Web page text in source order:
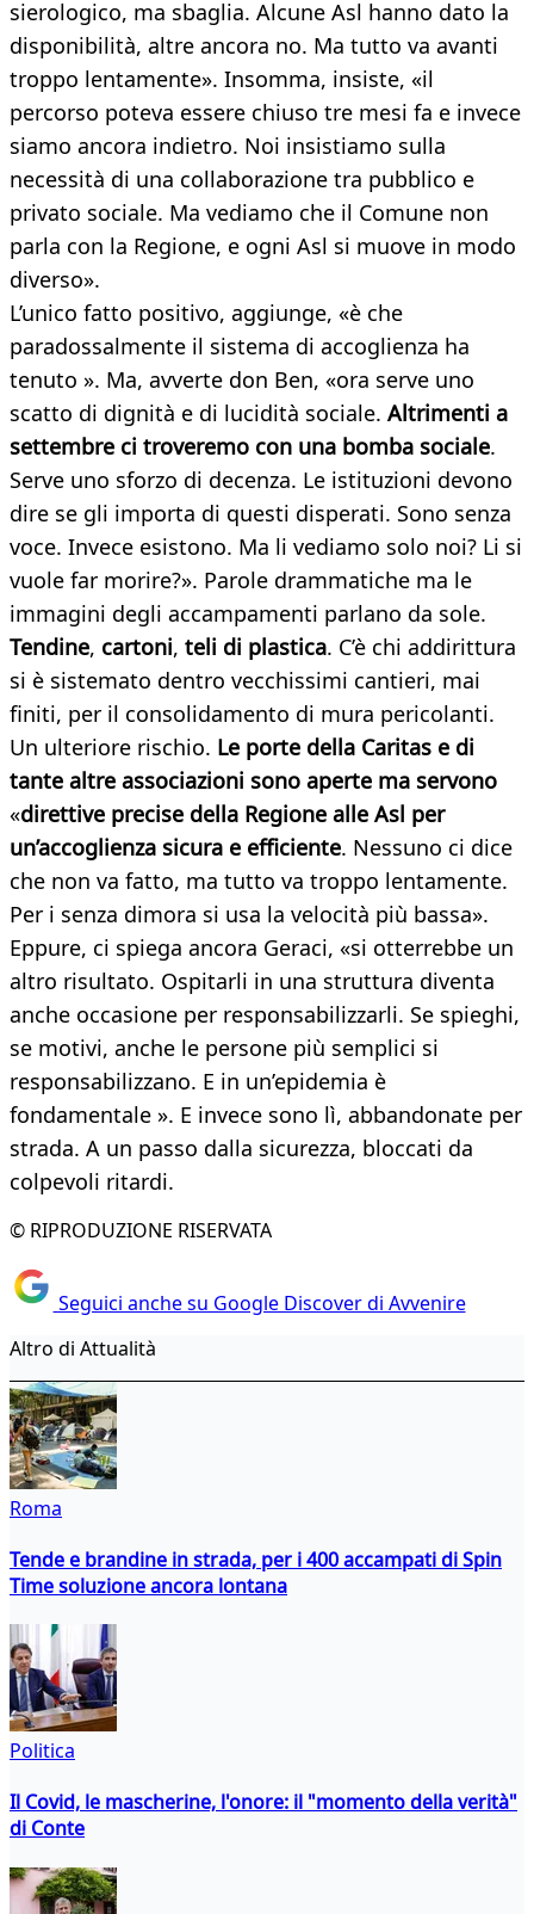
sierologico, ma sbaglia. Alcune Asl hanno dato la
disponibilità, altre ancora no. Ma tutto va avanti
troppo lentamente». Insomma, insiste, «il
percorso poteva essere chiuso tre mesi fa e invece
siamo ancora indietro. Noi insistiamo sulla
necessità di una collaborazione tra pubblico e
privato sociale. Ma vediamo che il Comune non
parla con la Regione, e ogni Asl si muove in modo
diverso».
L’unico fatto positivo, aggiunge, «è che
paradossalmente il sistema di accoglienza ha
tenuto ». Ma, avverte don Ben, «ora serve uno
scatto di dignità e di lucidità sociale. Altrimenti a
settembre ci troveremo con una bomba sociale.
Serve uno sforzo di decenza. Le istituzioni devono
dire se gli importa di questi disperati. Sono senza
voce. Invece esistono. Ma li vediamo solo noi? Li si
vuole far morire?». Parole drammatiche ma le
immagini degli accampamenti parlano da sole.
Tendine, cartoni, teli di plastica. C’è chi addirittura
si è sistemato dentro vecchissimi cantieri, mai
finiti, per il consolidamento di mura pericolanti.
Un ulteriore rischio. Le porte della Caritas e di
tante altre associazioni sono aperte ma servono
«direttive precise della Regione alle Asl per
un’accoglienza sicura e efficiente. Nessuno ci dice
che non va fatto, ma tutto va troppo lentamente.
Per i senza dimora si usa la velocità più bassa».
Eppure, ci spiega ancora Geraci, «si otterrebbe un
altro risultato. Ospitarli in una struttura diventa
anche occasione per responsabilizzarli. Se spieghi,
se motivi, anche le persone più semplici si
responsabilizzano. E in un’epidemia è
fondamentale ». E invece sono lì, abbandonate per
strada. A un passo dalla sicurezza, bloccati da
colpevoli ritardi.
© RIPRODUZIONE RISERVATA
Seguici anche su Google Discover di Avvenire
Altro di Attualità
Roma
Tende e brandine in strada, per i 400 accampati di Spin
Time soluzione ancora lontana
Politica
Il Covid, le mascherine, l'onore: il "momento della verità"
di Conte